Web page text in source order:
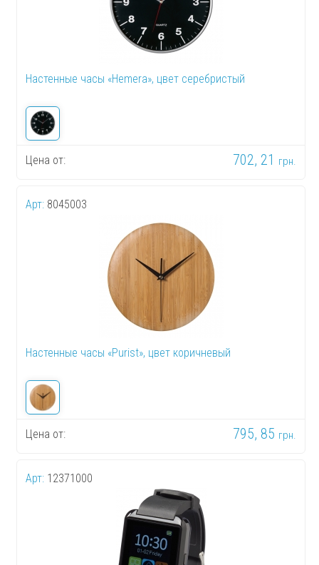
Настенные часы «Hemera», цвет серебристый
Цена от: 702, 21 грн.
Арт: 8045003
Настенные часы «Purist», цвет коричневый
Цена от: 795, 85 грн.
Арт: 12371000